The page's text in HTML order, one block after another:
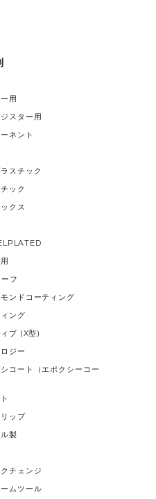
用
ジスター用
ネント
スチック
ック
クス
フ
ンドコーティング
ング
ブ (X型)
ジー
コート（エポクシーコー
ップ
製
チェンジ
ムツール